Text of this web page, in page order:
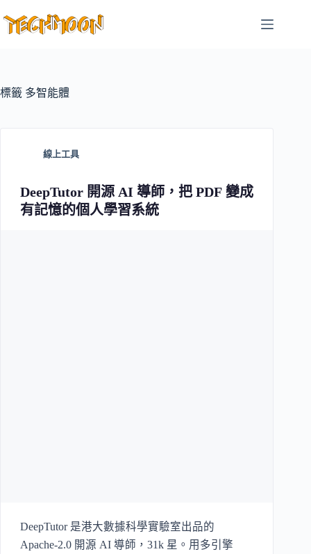
至
容
標籤 多智能體
線上工具
DeepTutor 開源 AI 導師，把 PDF 變成
有記憶的個人學習系統
DeepTutor 是港大數據科學實驗室出品的
Apache-2.0 開源 AI 導師，31k 星。用多引擎